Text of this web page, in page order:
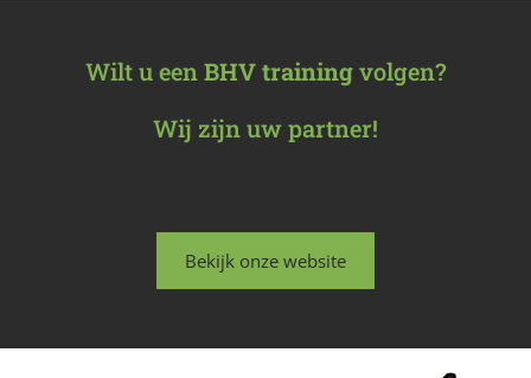
Wilt u eenBHV trainingvolgen?
Wij zijn uw partner!
Bekijk onze website